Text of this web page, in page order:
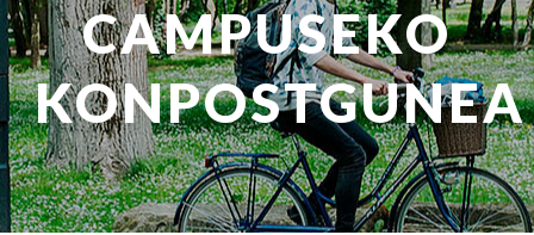
CAMPUSEKO
KONPOSTGUNEA